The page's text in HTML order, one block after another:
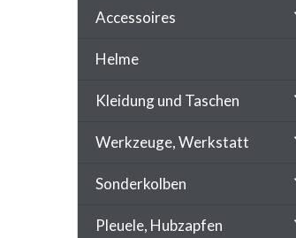
Accessoires
Helme
Kleidung und Taschen
Werkzeuge, Werkstatt
Sonderkolben
Pleuele, Hubzapfen